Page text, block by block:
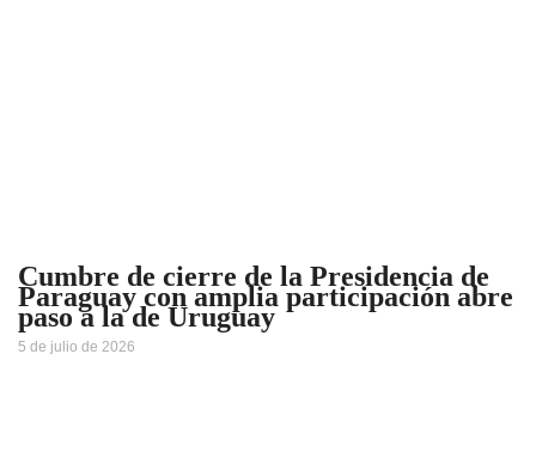
Cumbre de cierre de la Presidencia de
Paraguay con amplia participación abre
paso a la de Uruguay
5 de julio de 2026